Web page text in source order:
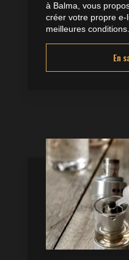
à Balma, vous
créer votre propre e-
meilleures
En